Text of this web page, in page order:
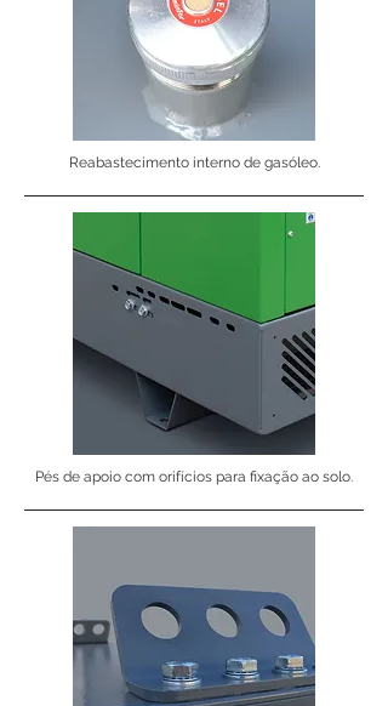
Reabastecimento interno de gasóleo.
Pés de apoio com orifícios para fixação ao solo.